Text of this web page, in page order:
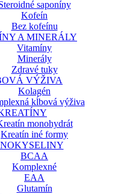
saponíny
Kofeín
Bez kofeínu
A MINERÁLY
Vitamíny
Minerály
Zdravé tuky
VÝŽIVA
Kolagén
kĺbová výživa
monohydrát
Kreatín iné formy
BCAA
Komplexné
EAA
Glutamín